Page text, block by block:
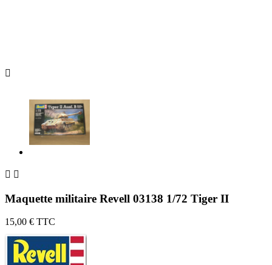

 
Maquette militaire Revell 03138 1/72 Tiger II
15,00 € TTC